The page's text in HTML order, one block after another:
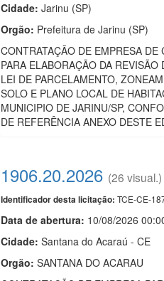
Cidade: Jarinu (SP)
Orgão: Prefeitura de Jarinu (SP)
CONTRATAÇÃO DE EMPRESA
PARA ELABORAÇÃO DA
LEI DE PARCELAMENTO,
SOLO E PLANO LOCAL DE
MUNICIPIO DE JARINU/SP,
DE REFERÊNCIA ANEXO DESTE
1906.20.2026 (26 visual.)
Identificador desta licitação: TCE-CE-
Data de abertura: 10/08/2026
Cidade: Santana do Acaraú - CE
Orgão: SANTANA DO ACARAU